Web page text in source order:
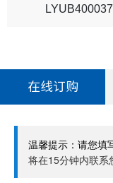
LYUB400037
在线订购